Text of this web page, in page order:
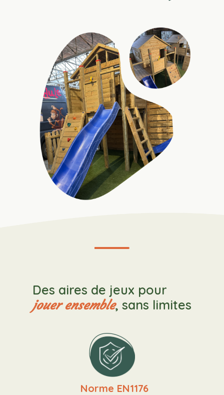
Des aires de jeux pour
jouer ensemble, sans limites
Norme EN1176